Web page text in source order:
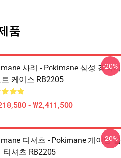
품
사례 - Pokimane 삼성 갤럭시
케이스 RB2205
- ₩2,411,500
-20%
티셔츠 - Pokimane 게이밍 클
티셔츠 RB2205
-20%